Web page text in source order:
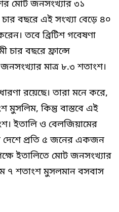
মোট জনসংখ্যার ৩১
বছরে এই সংখ্যা বেড়ে ৪০
তবে ব্রিটিশ গবেষণা
চার বছরে ফ্রান্সে
মাত্র ৮.৩ শতাংশ।
রয়েছে। তারা মনে করে,
মুসলিম, কিন্তু বাস্তবে এই
ইতালি ও বেলজিয়ামের
দেশে প্রতি ৫ জনের একজন
ইতালিতে মোট জনসংখ্যার
৭ শতাংশ মুসলমান বসবাস